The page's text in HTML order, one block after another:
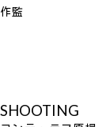
作監
SHOOTING